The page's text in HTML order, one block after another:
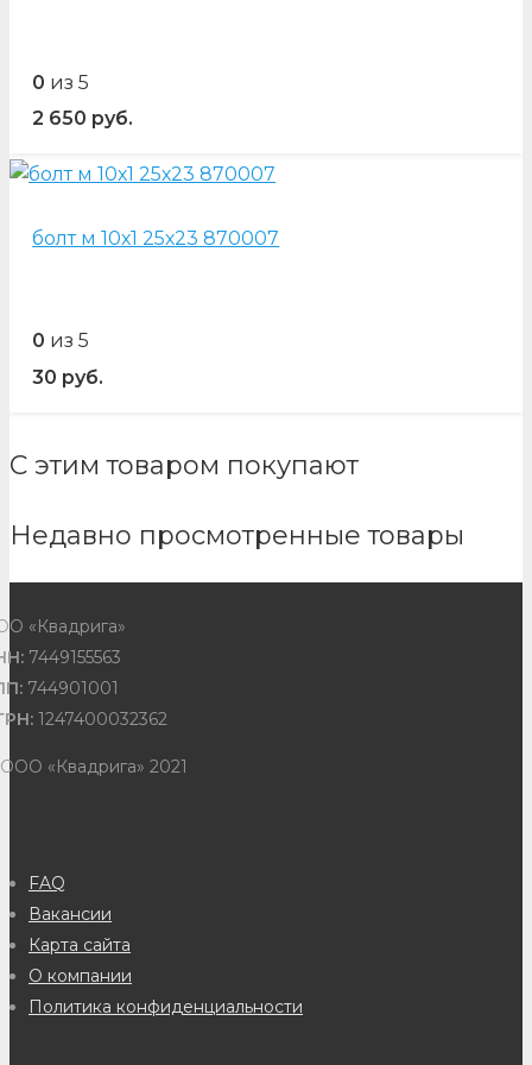
0 из 5
2 650 руб.
болт м 10х1 25х23 870007
0 из 5
30 руб.
С этим товаром покупают
Недавно просмотренные товары
«Квадрига»
7449155563
744901001
1247400032362
«Квадрига» 2021
FAQ
Вакансии
Карта сайта
О компании
Политика конфиденциальности